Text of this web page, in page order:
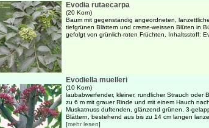
Evodia rutaecarpa
(20 Korn)
Baum mit gegenständig angeordneten,
tiefgrünen Blättern und creme-weissen Blüten in
gefolgt von grünlich-roten Früchten, Inhaltsstoff:
Evodiella muelleri
(10 Korn)
laubabwerfender, kleiner, rundlicher Strauch oder
zu 6 m mit grauer Rinde und mit einem Hauch nach
Muskatnuss duftenden, glänzend grünen, 3-
Blättern, bestehend aus bis zu 14 cm langen
[mehr lesen]